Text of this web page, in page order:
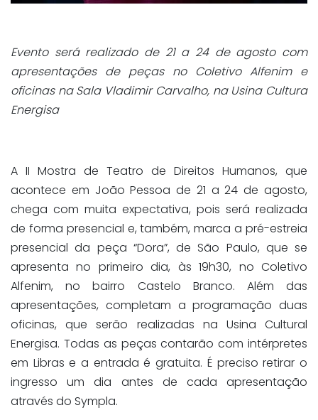
Evento será realizado de 21 a 24 de agosto com
apresentações de peças no Coletivo Alfenim e
oficinas na Sala Vladimir Carvalho, na Usina Cultura
Energisa
A II Mostra de Teatro de Direitos Humanos, que
acontece em João Pessoa de 21 a 24 de agosto,
chega com muita expectativa, pois será realizada
de forma presencial e, também, marca a pré-estreia
presencial da peça “Dora”, de São Paulo, que se
apresenta no primeiro dia, às 19h30, no Coletivo
Alfenim, no bairro Castelo Branco. Além das
apresentações, completam a programação duas
oficinas, que serão realizadas na Usina Cultural
Energisa. Todas as peças contarão com intérpretes
em Libras e a entrada é gratuita. É preciso retirar o
ingresso um dia antes de cada apresentação
através do Sympla.